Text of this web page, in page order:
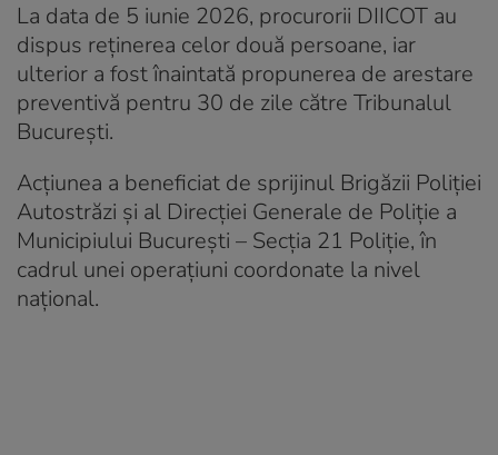
La data de 5 iunie 2026, procurorii DIICOT au
dispus reținerea celor două persoane, iar
ulterior a fost înaintată propunerea de arestare
preventivă pentru 30 de zile către Tribunalul
București.
Acțiunea a beneficiat de sprijinul Brigăzii Poliției
Autostrăzi și al Direcției Generale de Poliție a
Municipiului București – Secția 21 Poliție, în
cadrul unei operațiuni coordonate la nivel
național.